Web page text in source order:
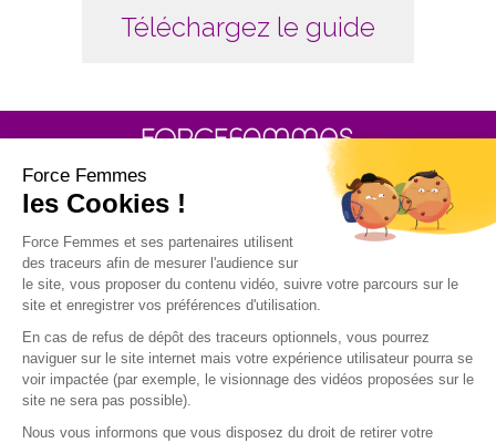
Téléchargez le guide
30 rue Baron - 75017 PARIS